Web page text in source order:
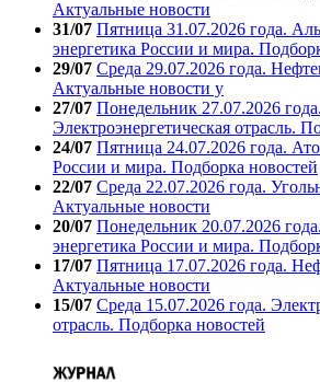
Актуальные новости
31/07 Пятница 31.07.2026 года.
энергетика России и мира.
29/07 Среда 29.07.2026 года.
Актуальные новости у
27/07 Понедельник 27.07.2026 года.
Электроэнергетическая отрасль.
24/07 Пятница 24.07.2026 года.
России и мира. Подборка новостей
22/07 Среда 22.07.2026 года.
Актуальные новости
20/07 Понедельник 20.07.2026
энергетика России и мира.
17/07 Пятница 17.07.2026 года.
Актуальные новости
15/07 Среда 15.07.2026 года.
отрасль. Подборка новостей